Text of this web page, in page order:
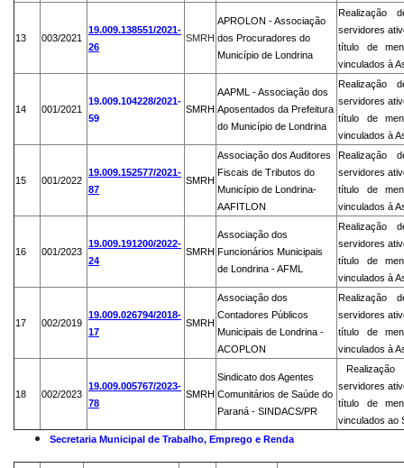
13 003/2021
19.009.138551/2021-
26
SMRH
APROLON - Associação
dos Procuradores do
Município de Londrina
Realização
servidores
título de
vinculados à
14 001/2021
19.009.104228/2021-
59
SMRH
AAPML - Associação dos
Aposentados da Prefeitura
do Município de Londrina
Realização
servidores
título de
vinculados à
15 001/2022
19.009.152577/2021-
87
SMRH
Associação dos Auditores
Fiscais de Tributos do
Município de Londrina-
AAFITLON
Realização
servidores
título de
vinculados à
16 001/2023
19.009.191200/2022-
24
SMRH
Associação dos
Funcionários Municipais
de Londrina - AFML
Realização
servidores
título de
vinculados à
17 002/2019
19.009.026794/2018-
17
SMRH
Associação dos
Contadores Públicos
Municipais de Londrina -
ACOPLON
Realização
servidores
título de
vinculados à
18 002/2023
19.009.005767/2023-
78
SMRH
Sindicato dos Agentes
Comunitários de Saúde do
Paraná - SINDACS/PR
Realização
servidores
título de
vinculados ao
Secretaria Municipal de Trabalho, Emprego e Renda